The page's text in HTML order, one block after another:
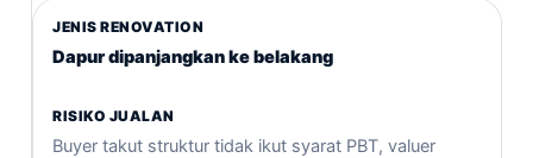
Dapur dipanjangkan ke belakang
Buyer takut struktur tidak ikut syarat PBT, valuer